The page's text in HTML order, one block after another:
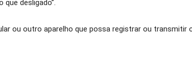
desligado”.
ou outro aparelho que possa registrar ou transmitir